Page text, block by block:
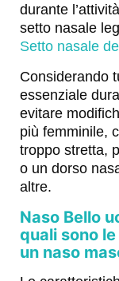
durante
setto nasale
Setto nasale
Considerando
essenziale
evitare
più femminile,
troppo stretta,
o un dorso
altre.
Naso Bello
quali sono
un naso